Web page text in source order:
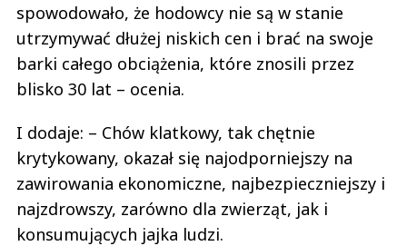
spowodowało, że hodowcy nie są w stanie
utrzymywać dłużej niskich cen i brać na swoje
barki całego obciążenia, które znosili przez
blisko 30 lat – ocenia.
I dodaje: – Chów klatkowy, tak chętnie
krytykowany, okazał się najodporniejszy na
zawirowania ekonomiczne, najbezpieczniejszy i
najzdrowszy, zarówno dla zwierząt, jak i
konsumujących jajka ludzi.